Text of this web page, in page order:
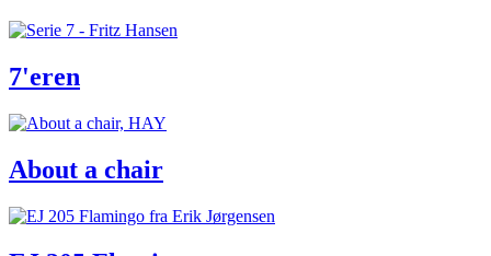
7'eren
About a chair